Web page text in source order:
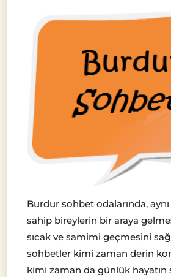
Burdur sohbet odalarında,
sahip bireylerin bir araya
sıcak ve samimi geçmesini
sohbetler kimi zaman derin
kimi zaman da günlük hayatın